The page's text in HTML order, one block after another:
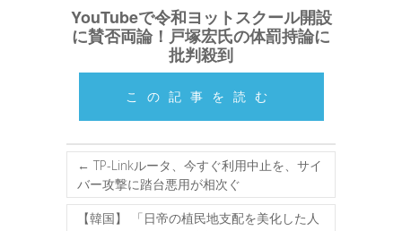
YouTubeで令和ヨットスクール開設
に賛否両論！戸塚宏氏の体罰持論に
批判殺到
この記事を読む
← TP-Linkルータ、今すぐ利用中止を、サイ
バー攻撃に踏台悪用が相次ぐ
【韓国】 「日帝の植民地支配を美化した人